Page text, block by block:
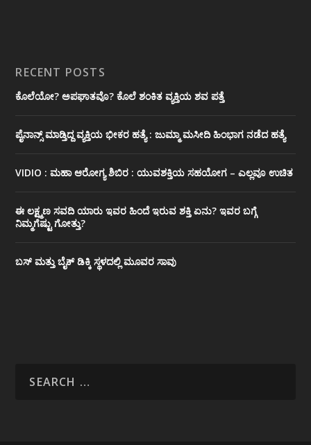
RECENT POSTS
ಕೊಲೆಯೋ? ಅಪಘಾತವೊ? ಕೊಲೆ ಶಂಕಿತ ವ್ಯಕ್ತಿಯ ಶವ ಪತ್ತೆ
ಪೈನಾನ್ಸ್ ಮಾಡ್ತಿದ್ದ ವ್ಯಕ್ತಿಯ ಭೀಕರ‌ ಹತ್ಯೆ : ಜುಮ್ಮಾ ಮಸೀದಿ ಹಿಂಭಾಗ ನಡೆದ ಹತ್ಯೆ
VIDIO : ಮಹಾ ಆರೋಗ್ಯ ಶಿಬಿರ : ಯುವಶಕ್ತಿಯ ಸಹಯೋಗ – ಎಲ್ಲವೂ ಉಚಿತ
ಈ ಲಕ್ಷ್ಮಣ ಸವದಿ ಯಾರು ಇವರ ಹಿಂದೆ ಇರುವ ಶಕ್ತಿ ಏನು? ಇವರ ಬಗ್ಗೆ
ನಿಮ್ಮಗೆಷ್ಟು ಗೋತ್ತು?
ಬಸ್ ಮತ್ತು ಬೈಕ್ ಡಿಕ್ಕಿ ಸ್ಥಳದಲ್ಲಿ ಮೂವರ ಸಾವು